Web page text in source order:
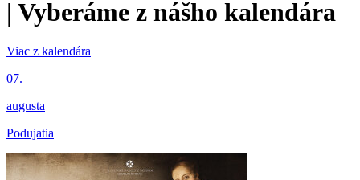
| Vyberáme z nášho kalendára
Viac z kalendára
07.
augusta
Podujatia